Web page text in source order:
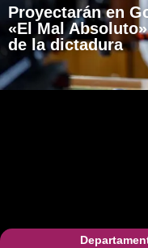
Proyectarán en
«El Mal
de la dictadura